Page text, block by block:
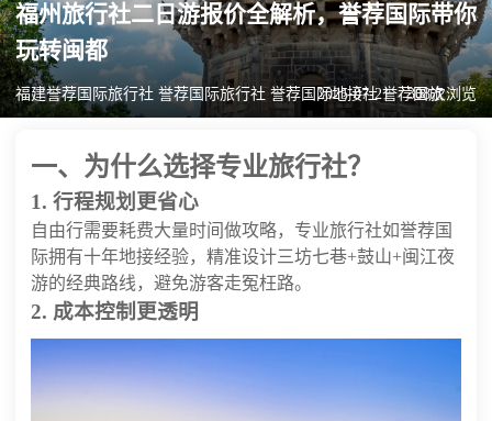
福州旅行社二日游报价全解析，誉荐国际带你
玩转闽都
福建誉荐国际旅行社 誉荐国际旅行社 誉荐国际地接社 誉荐国旅
2025-07-21 308次浏览
一、为什么选择专业旅行社？
1. 行程规划更省心
自由行需要耗费大量时间做攻略，专业旅行社如誉荐国
际拥有十年地接经验，精准设计三坊七巷+鼓山+闽江夜
游的经典路线，避免游客走冤枉路。
2. 成本控制更透明